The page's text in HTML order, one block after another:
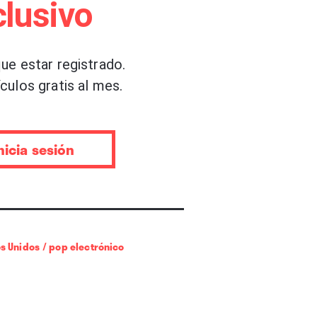
(2018) con material
Peaks”. Su nuevo disco
debemos dos episodios del
Schumacher, 2022).
estar registrado.
gratis al mes.
sesión
Unidos/pop electrónico